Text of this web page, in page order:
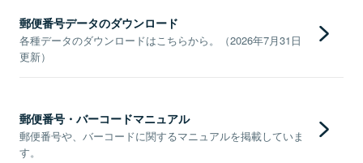
郵便番号データのダウンロード
各種データのダウンロードはこちらから。（2026年7月31日
更新）
郵便番号・バーコードマニュアル
郵便番号や、バーコードに関するマニュアルを掲載していま
す。